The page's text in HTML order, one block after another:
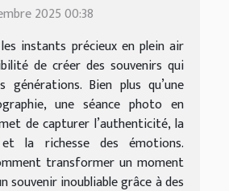
2025 00:38
instants précieux en plein air
de créer des souvenirs qui
générations. Bien plus qu’une
une séance photo en
de capturer l’authenticité, la
la richesse des émotions.
transformer un moment
souvenir inoubliable grâce à des